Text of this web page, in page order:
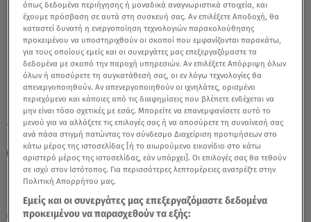
Πέμπτη 6 Αυγούστου 2026
23.11.20, 13:13 ΖΩΔΙΑ
Προβλέψεις - Video
TAGS: ΑΣΗ ΜΠΗΛΙΟΥ ΑΣΤΡΟΛΟΓΙΚΕΣ ΠΡΟΒΛΕΨΕΙΣ
ΖΩΔΙΑ ΣΗΜΕΡΑ ΤΟΞΟΤΗΣ
όπως δεδομένα περιήγησης ή μοναδικά αναγνωριστικά στοιχεία, και
έχουμε πρόσβαση σε αυτά στη συσκευή σας. Αν επιλέξετε Αποδοχή, θα
καταστεί δυνατή η ενεργοποίηση τεχνολογιών παρακολούθησης
προκειμένου να υποστηριχθούν οι σκοποί που εμφανίζονται παρακάτω,
για τους οποίους εμείς και οι συνεργάτες μας επεξεργαζόμαστε τα
δεδομένα με σκοπό την παροχή υπηρεσιών. Αν επιλέξετε Απόρριψη όλων
όλων ή αποσύρετε τη συγκατάθεσή σας, οι εν λόγω τεχνολογίες θα
απενεργοποιηθούν. Αν απενεργοποιηθούν οι ιχνηλάτες, ορισμένο
περιεχόμενο και κάποιες από τις διαφημίσεις που βλέπετε ενδέχεται να
μην είναι τόσο σχετικές με εσάς. Μπορείτε να επανεμφανίσετε αυτό το
μενού για να αλλάξετε τις επιλογές σας ή να αποσύρετε τη συναίνεσή σας
ανά πάσα στιγμή πατώντας τον σύνδεσμο Διαχείριση προτιμήσεων στο
κάτω μέρος της ιστοσελίδας [ή το αιωρούμενο εικονίδιο στο κάτω
αριστερό μέρος της ιστοσελίδας, εάν υπάρχει]. Οι επιλογές σας θα τεθούν
σε ισχύ στον Ιστότοπος. Για περισσότερες λεπτομέρειες ανατρέξτε στην
Πολιτική Απορρήτου μας.
Εμείς και οι συνεργάτες μας επεξεργαζόμαστε δεδομένα
προκειμένου να παρασχεθούν τα εξής: